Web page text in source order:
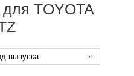
для TOYOTA